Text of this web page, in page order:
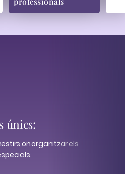
gastronomia i cultura del